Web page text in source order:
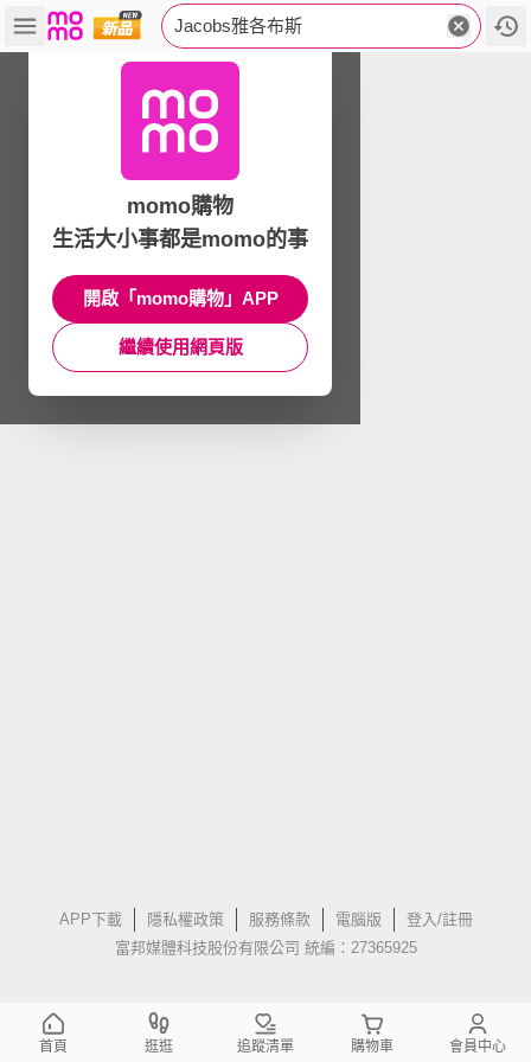
Jacobs雅各布斯
APP下載 隱私權政策 服務條款 電腦版
登入/註冊
富邦媒體科技股份有限公司 統編：27365925
momo購物
生活大小事都是momo的事
開啟「momo購物」APP
繼續使用網頁版
首頁 逛逛 追蹤清單 購物車 會員中心